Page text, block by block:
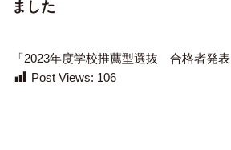
ました
「2023年度学校推薦型選抜 合格者発
Post Views: 106